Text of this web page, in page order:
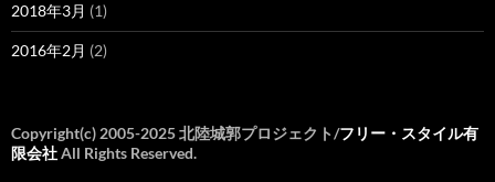
2018年3月 (1)
2016年2月 (2)
Copyright(c) 2005-2025 北陸城郭プロジェクト/フリー・スタイル有
限会社All Rights Reserved.